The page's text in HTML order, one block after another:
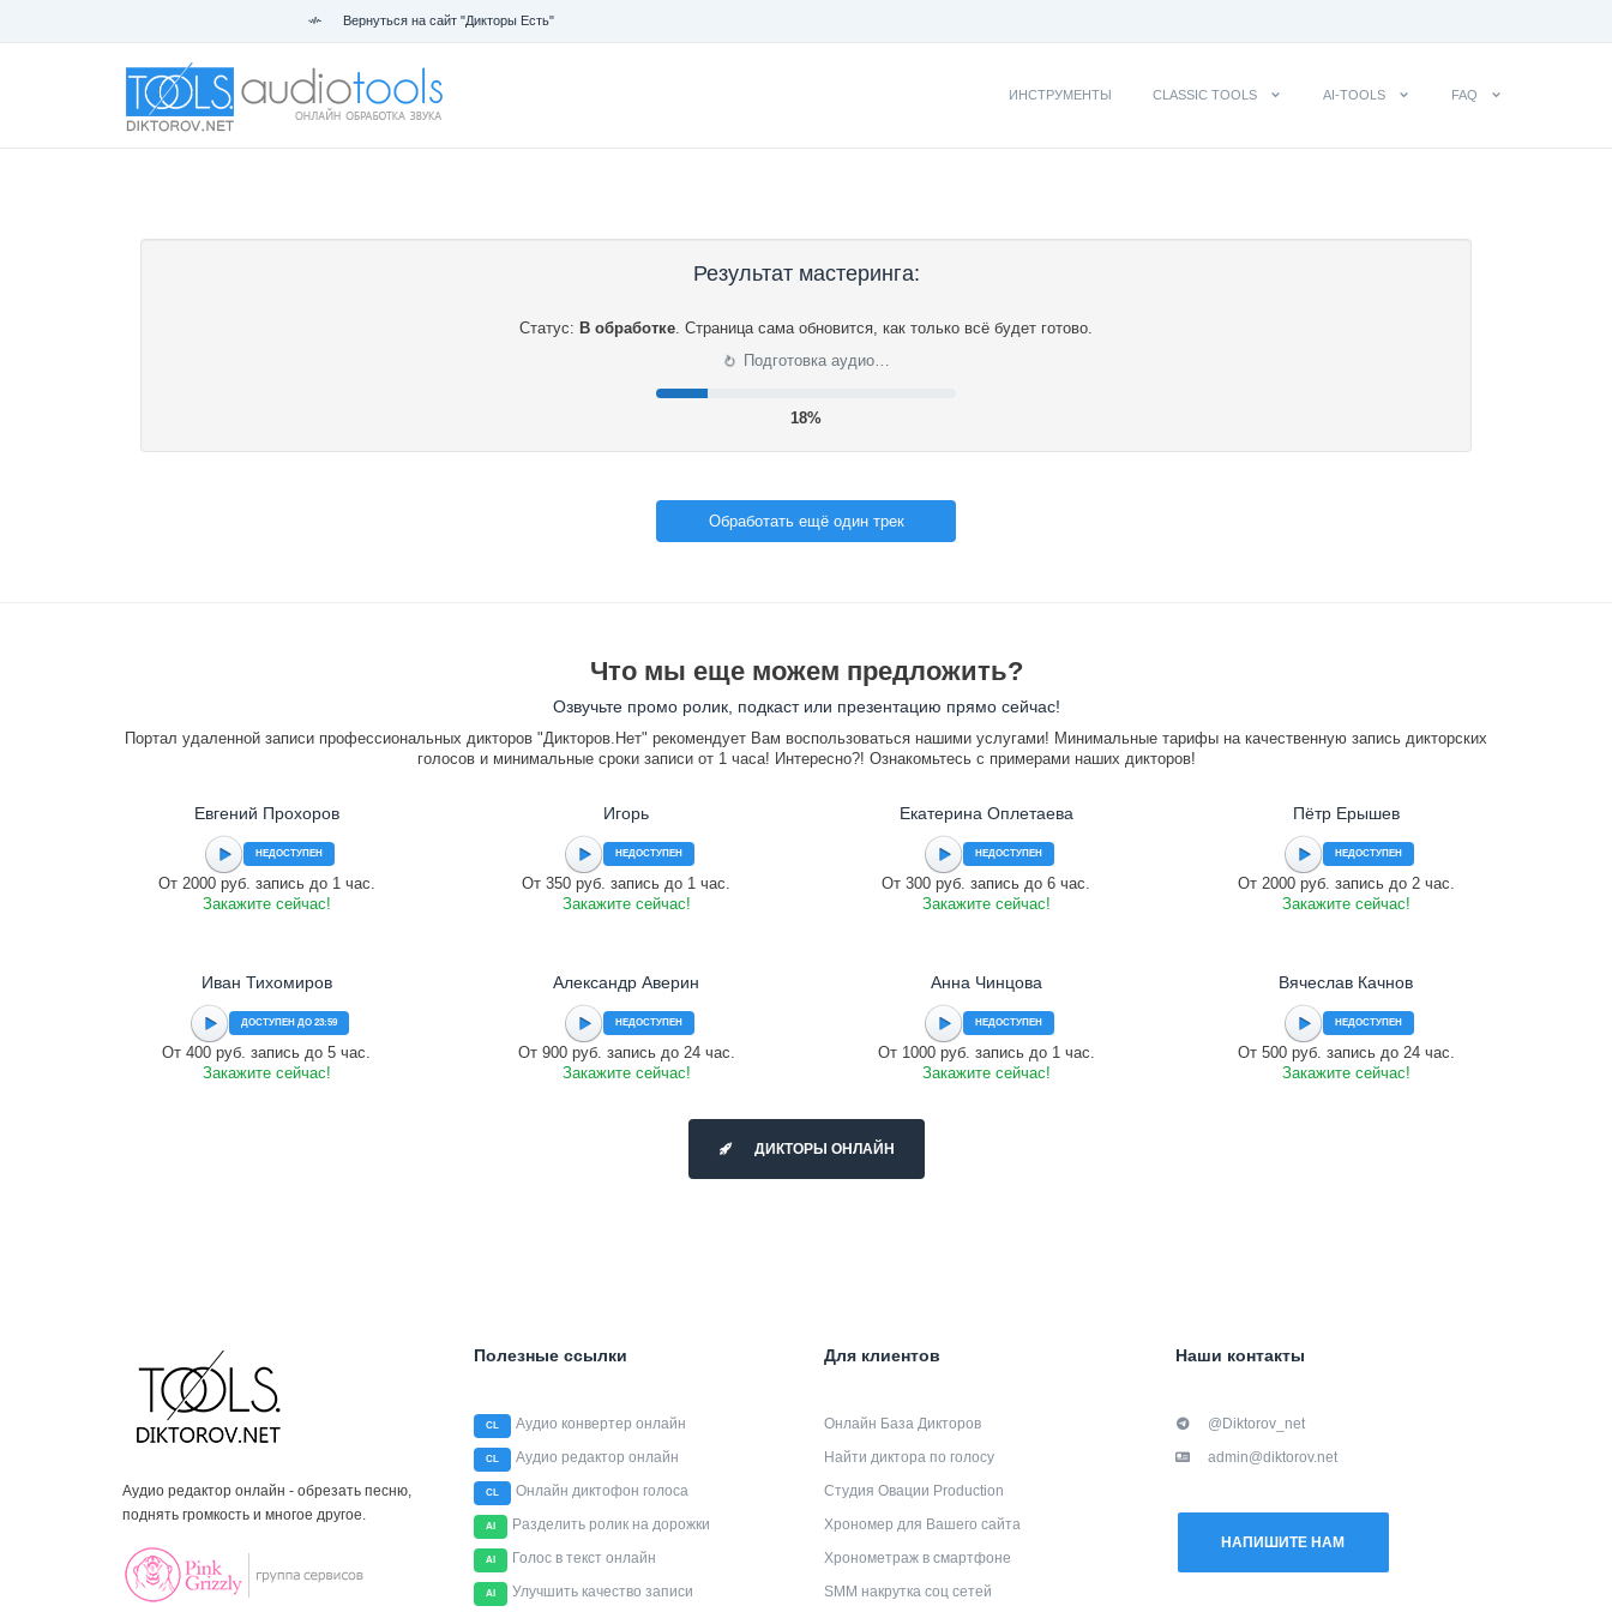
Вернуться на сайт "Дикторы Есть"
ИНСТРУМЕНТЫ CLASSIC TOOLS AI-TOOLS FAQ
Результат мастеринга:
Статус: В обработке. Страница сама обновится, как только всё будет готово.
⟳ Подготовка аудио…
18%
Обработать ещё один трек
Что мы еще можем предложить?
Озвучьте промо ролик, подкаст или презентацию прямо сейчас!
Портал удаленной записи профессиональных дикторов "Дикторов.Нет" рекомендует Вам воспользоваться нашими услугами! Минимальные тарифы на качественную запись дикторских
голосов и минимальные сроки записи от 1 часа! Интересно?! Ознакомьтесь с примерами наших дикторов!
Евгений Прохоров
НЕДОСТУПЕН
От 2000 руб. запись до 1 час.
Закажите сейчас!
Игорь
НЕДОСТУПЕН
От 350 руб. запись до 1 час.
Закажите сейчас!
Екатерина Оплетаева
НЕДОСТУПЕН
От 300 руб. запись до 6 час.
Закажите сейчас!
Пётр Ерышев
НЕДОСТУПЕН
От 2000 руб. запись до 2 час.
Закажите сейчас!
Иван Тихомиров
ДОСТУПЕН ДО 23:59
От 400 руб. запись до 5 час.
Закажите сейчас!
Александр Аверин
НЕДОСТУПЕН
От 900 руб. запись до 24 час.
Закажите сейчас!
Анна Чинцова
НЕДОСТУПЕН
От 1000 руб. запись до 1 час.
Закажите сейчас!
Вячеслав Качнов
НЕДОСТУПЕН
От 500 руб. запись до 24 час.
Закажите сейчас!
ДИКТОРЫ ОНЛАЙН
Аудио редактор онлайн - обрезать песню,
поднять громкость и многое другое.
Полезные ссылки
CL Аудио конвертер онлайн
CL Аудио редактор онлайн
CL Онлайн диктофон голоса
AI Разделить ролик на дорожки
AI Голос в текст онлайн
AI Улучшить качество записи
Для клиентов
Онлайн База Дикторов
Найти диктора по голосу
Студия Овации Production
Хрономер для Вашего сайта
Хронометраж в смартфоне
SMM накрутка соц сетей
Наши контакты
@Diktorov_net
admin@diktorov.net
НАПИШИТЕ НАМ